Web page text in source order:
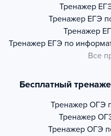
Тренажер
Тренажер ЕГЭ
Тренажер
Тренажер ЕГЭ по
Все
Бесплатный
Тренажер ОГЭ
Тренажер
Тренажер ОГЭ